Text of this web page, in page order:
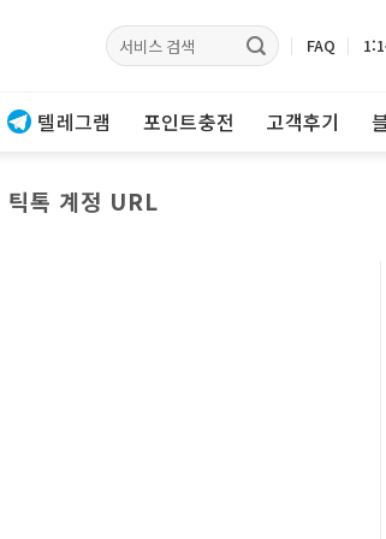
검색: FAQ
텔레그램 포인트충전 고객후기
틱톡 계정 URL